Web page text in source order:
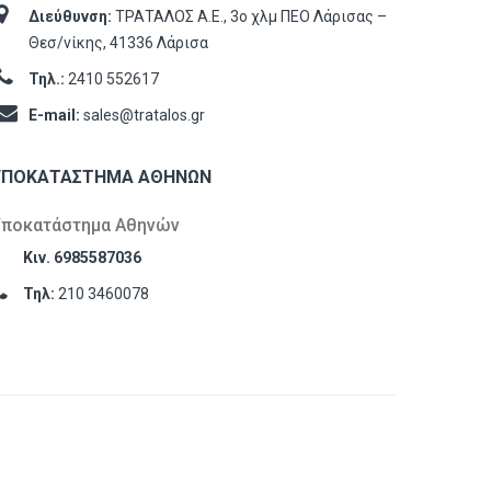
Διεύθυνση: ΤΡΑΤΑΛΟΣ Α.Ε., 3ο χλμ ΠΕΟ Λάρισας –
Θεσ/νίκης, 41336 Λάρισα
Τηλ.: 2410 552617
E-mail: sales@tratalos.gr
ΑΘΗΝΏΝ
Αθηνών
Κιν. 6985587036
Τηλ: 210 3460078